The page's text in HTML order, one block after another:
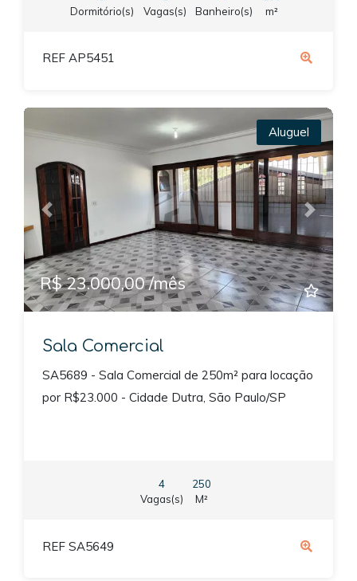
Dormitório(s)
Vagas(s)
Banheiro(s)
m²
REF AP5451
Previous Next
Aluguel
R$ 23.000,00 /mês
Sala Comercial
SA5689 - Sala Comercial de 250m² para locação
por R$23.000 - Cidade Dutra, São Paulo/SP
4
Vagas(s)
250
M²
REF SA5649